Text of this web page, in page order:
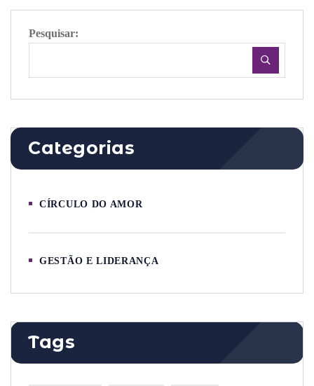
Pesquisar:
Categorias
CÍRCULO DO AMOR
GESTÃO E LIDERANÇA
Tags